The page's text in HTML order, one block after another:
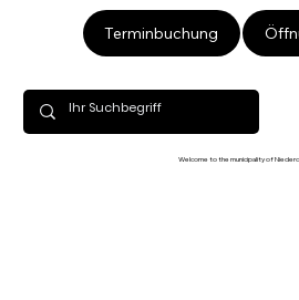
Terminbuchung
Welcome to the municipality of